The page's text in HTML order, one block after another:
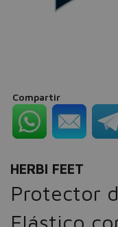
Compartir
HERBI FEET
Protector
Elástico